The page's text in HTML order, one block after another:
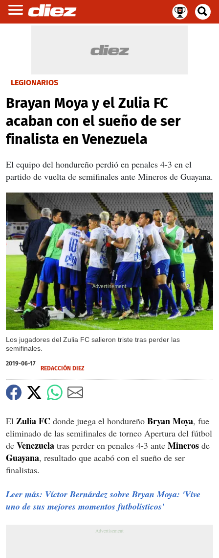
LEGIONARIOS
Brayan Moya y el Zulia FC
acaban con el sueño de ser
finalista en Venezuela
El equipo del hondureño perdió en penales 4-3 en el
partido de vuelta de semifinales ante Mineros de Guayana.
Los jugadores del Zulia FC salieron triste tras perder las
semifinales.
X
2019-06-17
REDACCIÓN DIEZ
El Zulia FC donde juega el hondureño BryanMoya, fue
eliminado de las semifinales de torneo Apertura del fútbol
de Venezuela tras perder en penales 4-3 ante Mineros de
Guayana, resultado que acabó con el sueño de ser
finalistas.
Leer más: Víctor Bernárdez sobre Bryan Moya: 'Vive
uno de sus mejores momentos futbolísticos'